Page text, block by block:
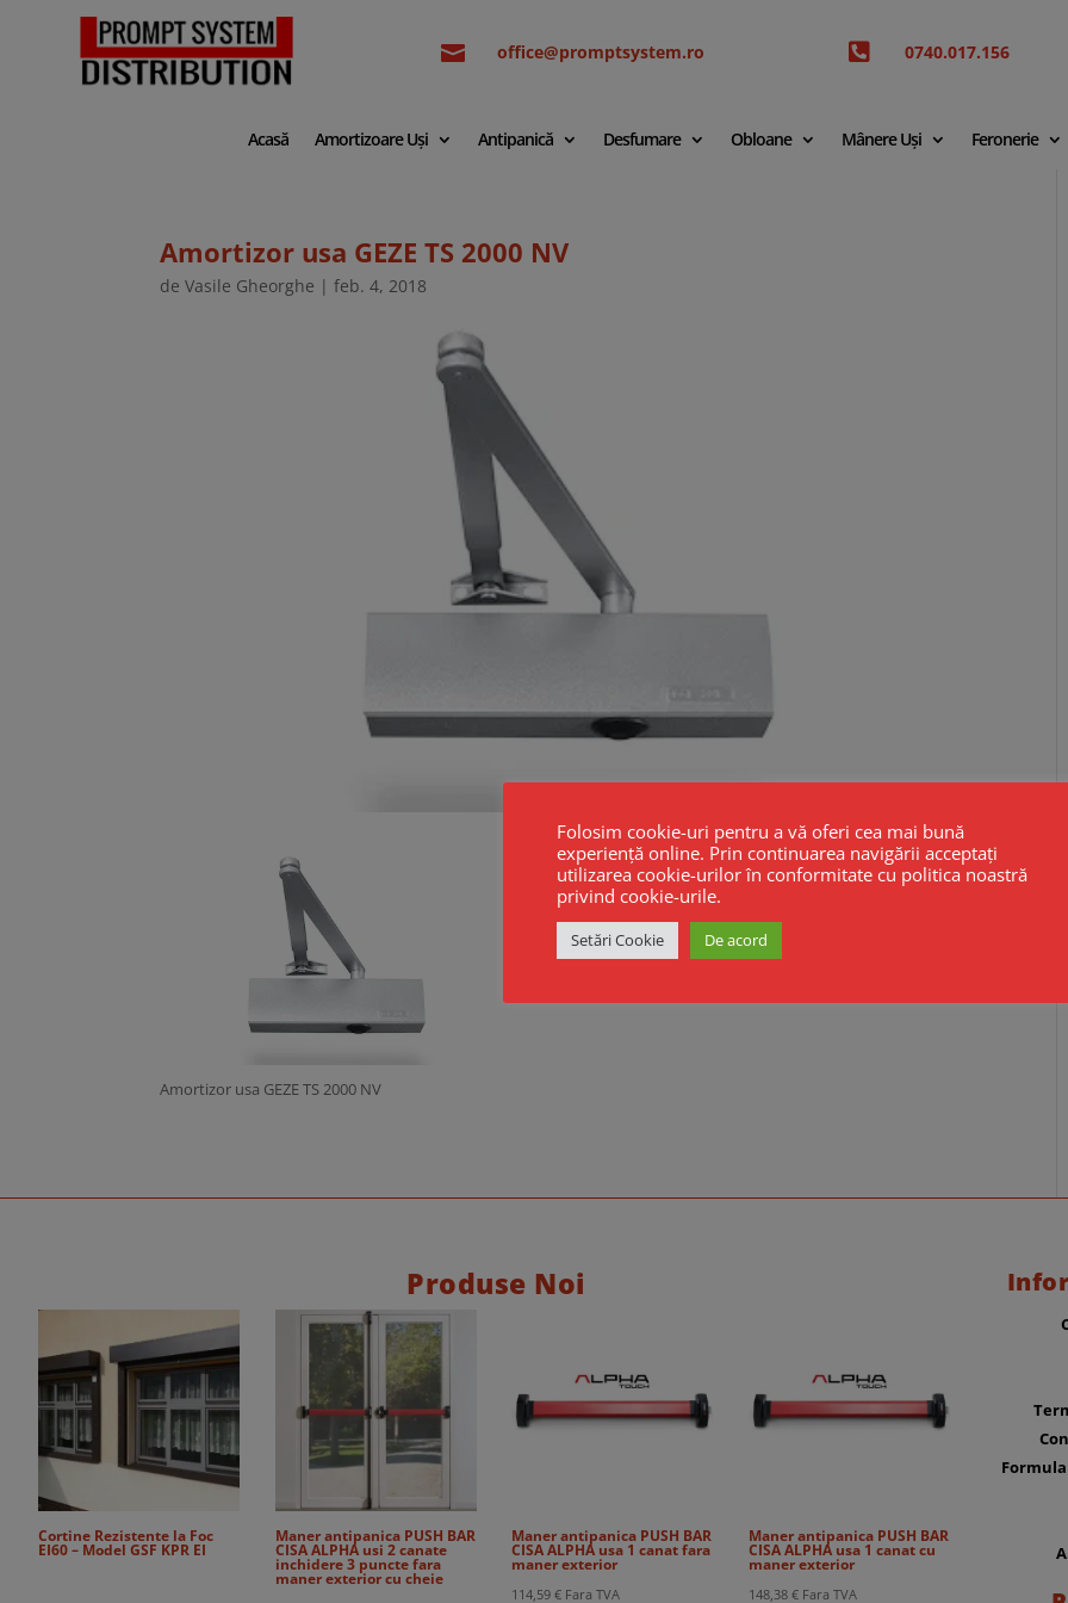
 office@promptsystem.ro  0740.017.156
Acasă Amortizoare Uși Antipanică Desfumare Obloane Mânere Uși Feronerie
Amortizor usa GEZE TS 2000 NV
deVasile Gheorghe |feb. 4, 2018
Amortizor usa GEZE TS 2000 NV
Produse Noi
Cortine Rezistente la Foc
EI60 – Model GSF KPR EI
Maner antipanica PUSH BAR
CISA ALPHA usi 2 canate
inchidere 3 puncte fara
maner exterior cu cheie
Maner antipanica PUSH BAR
CISA ALPHA usa 1 canat fara
maner exterior
114,59€ Fara TVA
Maner antipanica PUSH BAR
CISA ALPHA usa 1 canat cu
maner exterior
148,38 € Fara TVA
Folosim cookie-uri pentru a vă oferi cea mai bună
experiență online. Prin continuarea navigării acceptați
utilizarea cookie-urilor în conformitate cu politica noastră
privind cookie-urile.
Setări Cookie De acord